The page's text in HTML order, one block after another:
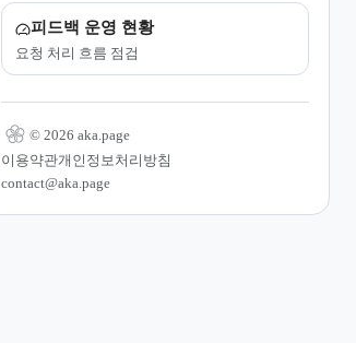
피드백 운영 현황
요청 처리 흐름 점검
© 2026 aka.page
이용약관개인정보처리방침
contact@aka.page